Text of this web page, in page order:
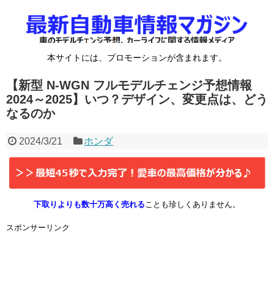
本サイトには、プロモーションが含まれます。
【新型 N-WGN フルモデルチェンジ予想情報
2024～2025】いつ？デザイン、変更点は、どう
なるのか
2024/3/21 ホンダ
下取りよりも数十万高く売れることも珍しくありません。
スポンサーリンク